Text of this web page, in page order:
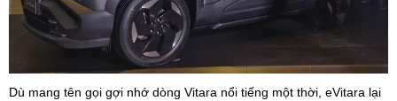
Dù mang tên gọi gợi nhớ dòng Vitara nổi tiếng một thời, eVitara lại